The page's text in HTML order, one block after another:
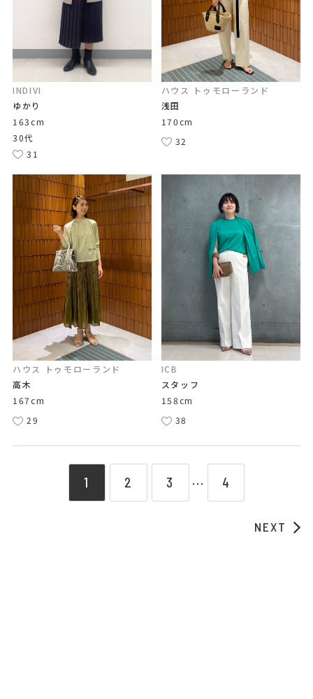
INDIVI
ゆかり
163cm
30代
31
ハウス トゥモローランド
浅田
170cm
32
ハウス トゥモローランド
高木
167cm
29
ICB
スタッフ
158cm
38
1 2 3 ⋯ 4
NEXT